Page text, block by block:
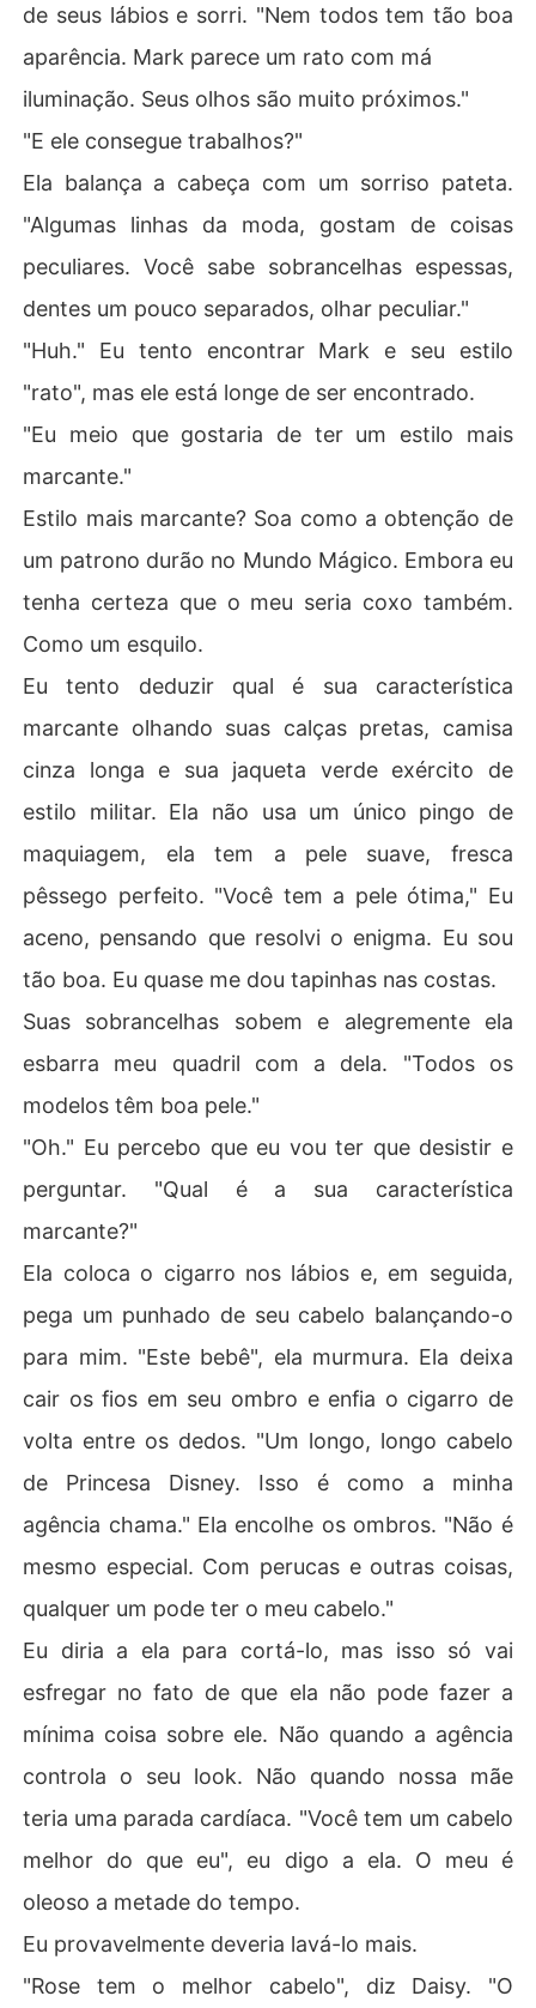
de seus lábios e sorri. "Nem todos tem tão boa
aparência. Mark parece um rato com má
iluminação. Seus olhos são muito próximos."
"E ele consegue trabalhos?"
Ela balança a cabeça com um sorriso pateta.
"Algumas linhas da moda, gostam de coisas
peculiares. Você sabe sobrancelhas espessas,
dentes um pouco separados, olhar peculiar."
"Huh." Eu tento encontrar Mark e seu estilo
"rato", mas ele está longe de ser encontrado.
"Eu meio que gostaria de ter um estilo mais
marcante."
Estilo mais marcante? Soa como a obtenção de
um patrono durão no Mundo Mágico. Embora eu
tenha certeza que o meu seria coxo também.
Como um esquilo.
Eu tento deduzir qual é sua característica
marcante olhando suas calças pretas, camisa
cinza longa e sua jaqueta verde exército de
estilo militar. Ela não usa um único pingo de
maquiagem, ela tem a pele suave, fresca
pêssego perfeito. "Você tem a pele ótima," Eu
aceno, pensando que resolvi o enigma. Eu sou
tão boa. Eu quase me dou tapinhas nas costas.
Suas sobrancelhas sobem e alegremente ela
esbarra meu quadril com a dela. "Todos os
modelos têm boa pele."
"Oh." Eu percebo que eu vou ter que desistir e
perguntar. "Qual é a sua característica
marcante?"
Ela coloca o cigarro nos lábios e, em seguida,
pega um punhado de seu cabelo balançando-o
para mim. "Este bebê", ela murmura. Ela deixa
cair os fios em seu ombro e enfia o cigarro de
volta entre os dedos. "Um longo, longo cabelo
de Princesa Disney. Isso é como a minha
agência chama." Ela encolhe os ombros. "Não é
mesmo especial. Com perucas e outras coisas,
qualquer um pode ter o meu cabelo."
Eu diria a ela para cortá-lo, mas isso só vai
esfregar no fato de que ela não pode fazer a
mínima coisa sobre ele. Não quando a agência
controla o seu look. Não quando nossa mãe
teria uma parada cardíaca. "Você tem um cabelo
melhor do que eu", eu digo a ela. O meu é
oleoso a metade do tempo.
Eu provavelmente deveria lavá-lo mais.
"Rose tem o melhor cabelo", diz Daisy. "O